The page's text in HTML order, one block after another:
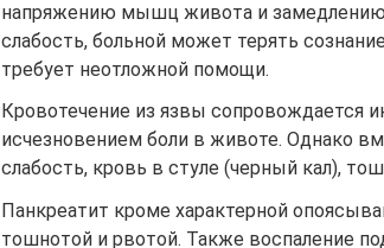
напряжению мышц живота и замедлению
слабость, больной может терять
требует неотложной помощи.
Кровотечение из язвы сопровождается
исчезновением боли в животе. Однако
слабость, кровь в стуле (черный кал),
Панкреатит кроме характерной
тошнотой и рвотой. Также воспаление